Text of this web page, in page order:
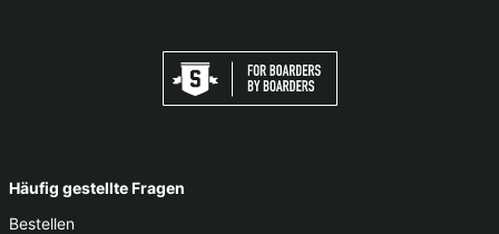
Häufig gestellte Fragen
Bestellen